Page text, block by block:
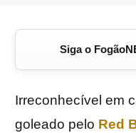
Siga o
Irreconhecível em
goleado pelo Red